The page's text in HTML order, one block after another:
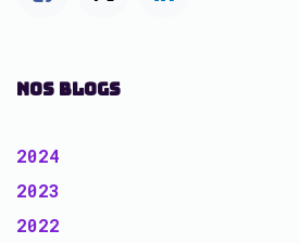
NOS BLOGS
2024
2023
2022